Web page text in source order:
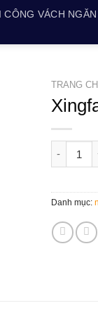
CÔNG VÁCH NGĂN
TRANG
Xingfa
Danh mục: